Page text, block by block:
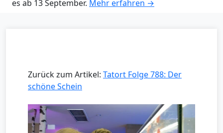
es ab 13 September. Mehr erfahren →
Zurück zum Artikel: Tatort Folge 788: Der
schöne Schein